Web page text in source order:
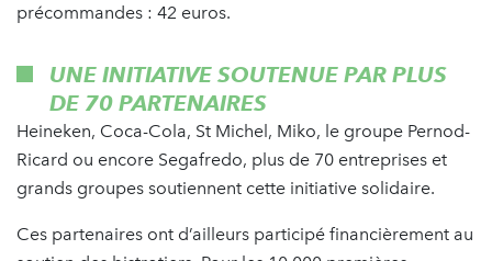
précommandes : 42 euros.
UNE INITIATIVE SOUTENUE PAR PLUS
DE 70 PARTENAIRES
Heineken, Coca-Cola, St Michel, Miko, le groupe Pernod-
Ricard ou encore Segafredo, plus de 70 entreprises et
grands groupes soutiennent cette initiative solidaire.
Ces partenaires ont d’ailleurs participé financièrement au